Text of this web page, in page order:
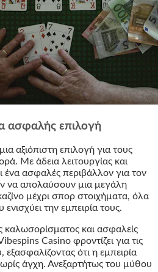
ασφαλής επιλογή
αξιόπιστη επιλογή για τους
Με άδεια λειτουργίας και
ένα ασφαλές περιβάλλον για τον
να απολαύσουν μια μεγάλη
μέχρι σπορ στοιχήματα, όλα
την εμπειρία τους.
και ασφαλείς
Casino φροντίζει για τις
ότι η εμπειρία
άγχη. Ανεξαρτήτως του μύθου